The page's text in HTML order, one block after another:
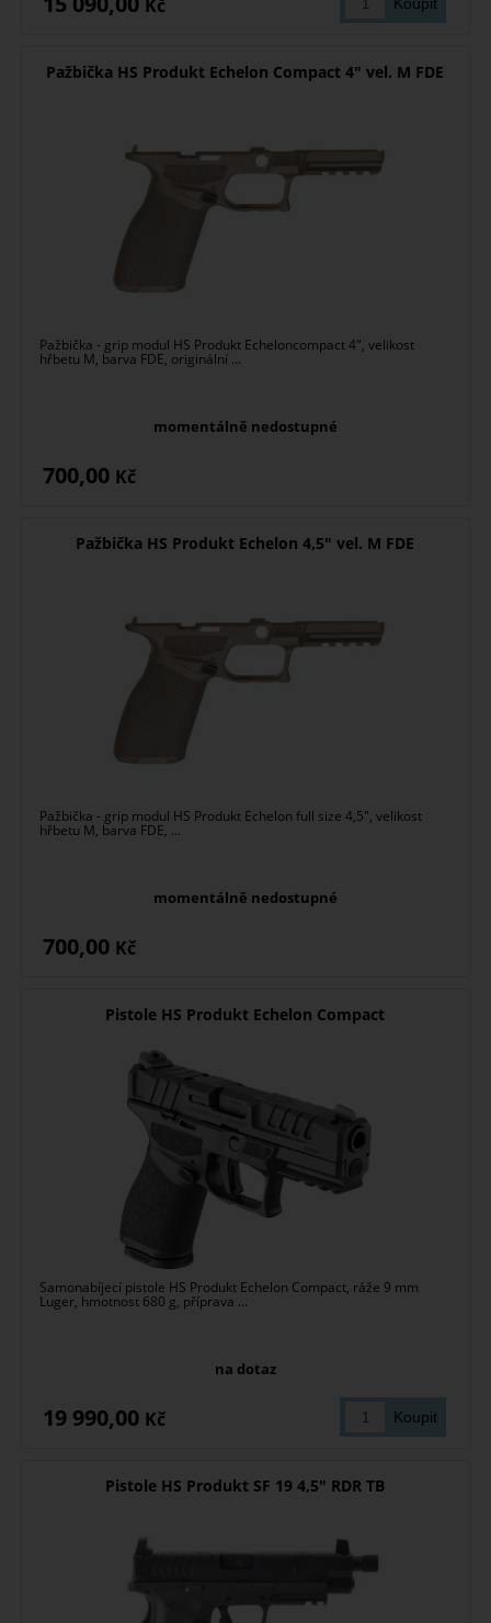
Kč
Pažbička HS Produkt Echelon Compact 4" vel. M FDE
Pažbička - grip modul HS Produkt Echeloncompact 4", velikost
hřbetu M, barva FDE, originální ...
momentálně nedostupné
700,00 Kč
Pažbička HS Produkt Echelon 4,5" vel. M FDE
Pažbička - grip modul HS Produkt Echelon full size 4,5", velikost
hřbetu M, barva FDE, ...
momentálně nedostupné
700,00 Kč
Pistole HS Produkt Echelon Compact
Samonabíjecí pistole HS Produkt Echelon Compact, ráže 9 mm
Luger, hmotnost 680 g, příprava ...
na dotaz
19 990,00 Kč
Pistole HS Produkt SF 19 4,5" RDR TB